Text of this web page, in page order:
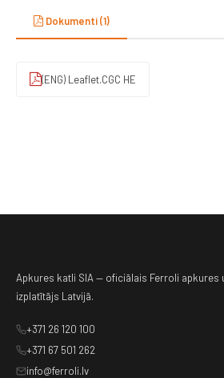
Dokumenti (1)
(ENG) Leaflet.CGC HE
Apkures katli SIA — oficiālais Ferroli apkures
izplatītājs Latvijā.
+371 26 120 100
+371 67 501 262
info@ferroli.lv